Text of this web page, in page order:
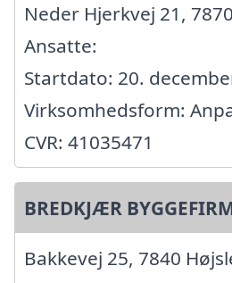
Neder Hjerkvej 21,
Ansatte:
Startdato: 20.
Virksomhedsform:
CVR: 41035471
BREDKJÆR
Bakkevej 25, 7840